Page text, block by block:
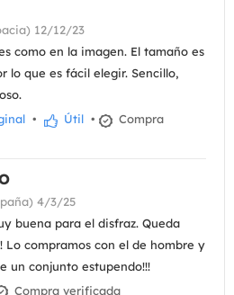
12/12/23
como en la imagen. El tamaño es
lo que es fácil elegir. Sencillo,
• Útil •
Compra
4/3/25
buena para el disfraz. Queda
Lo compramos con el de hombre y
un conjunto estupendo!!!
Compra verificada